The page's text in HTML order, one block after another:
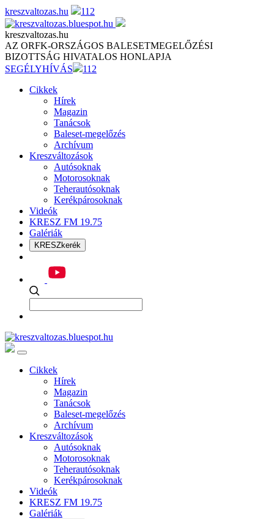
Skip
to
content
kreszvaltozas.hu 112
kreszvaltozas.hu
AZ ORFK-ORSZÁGOS BALESETMEGELŐZÉSI
BIZOTTSÁG HIVATALOS HONLAPJA
SEGÉLYHÍVÁS
112
Cikkek
Hírek
Magazin
Tanácsok
Baleset-megelőzés
Archívum
Kreszváltozások
Autósoknak
Motorosoknak
Teherautósoknak
Kerékpárosoknak
Videók
KRESZ FM 19.75
Galériák
KRESZkerék
Cikkek
Hírek
Magazin
Tanácsok
Baleset-megelőzés
Archívum
Kreszváltozások
Autósoknak
Motorosoknak
Teherautósoknak
Kerékpárosoknak
Videók
KRESZ FM 19.75
Galériák